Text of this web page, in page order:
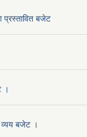
बजेट
।
बजेट ।